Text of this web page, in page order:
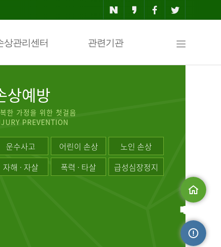
상관리센터 관련기관
맵
상예방
한 가정을 위한 첫걸음
PREVENTION
운수사고 어린이 손상
노인 손상
자해 · 자살
폭력 · 타살 급성심장정지
메인으로